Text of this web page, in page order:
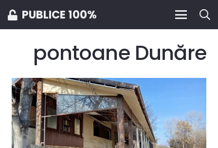
PUBLICE 100%
pontoane Dunăre